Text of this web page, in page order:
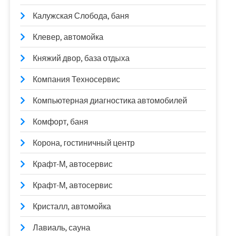
Калужская Слобода, баня
Клевер, автомойка
Княжий двор, база отдыха
Компания Техносервис
Компьютерная диагностика автомобилей
Комфорт, баня
Корона, гостиничный центр
Крафт-М, автосервис
Крафт-М, автосервис
Кристалл, автомойка
Лавиаль, сауна